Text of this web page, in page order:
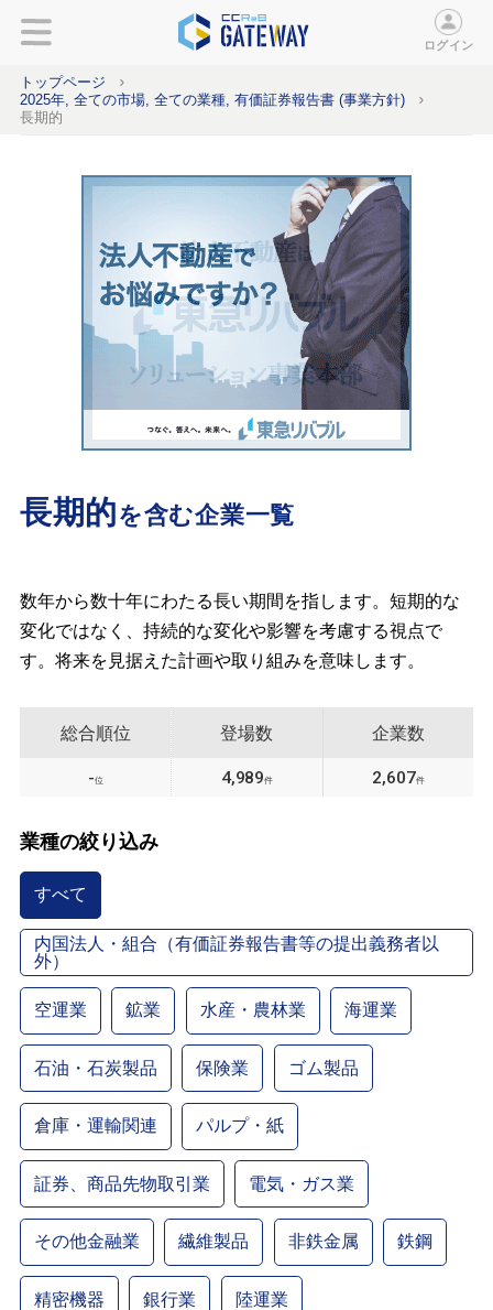
ログイン
トップページ
2025年, 全ての市場, 全ての業種, 有価証券報告書 (事業方針)
長期的
長期的を含む企業一覧
数年から数十年にわたる長い期間を指します。短期的な
変化ではなく、持続的な変化や影響を考慮する視点で
す。将来を見据えた計画や取り組みを意味します。
総合順位
-位
登場数
4,989件
企業数
2,607件
業種の絞り込み
すべて
内国法人・組合（有価証券報告書等の提出義務者以
外）
空運業 鉱業 水産・農林業 海運業
石油・石炭製品 保険業 ゴム製品
倉庫・運輸関連 パルプ・紙
証券、商品先物取引業 電気・ガス業
その他金融業 繊維製品 非鉄金属 鉄鋼
精密機器 銀行業 陸運業